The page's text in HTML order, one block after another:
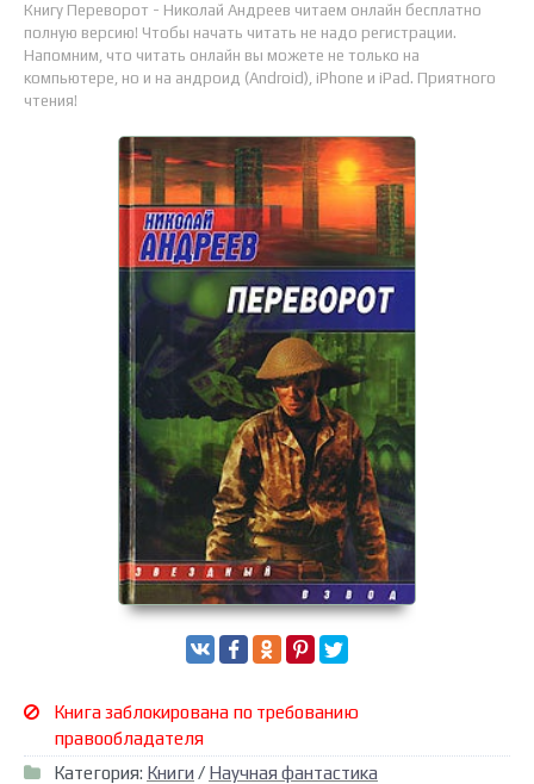
Книгу Переворот - Николай Андреев читаем онлайн бесплатно
полную версию! Чтобы начать читать не надо регистрации.
Напомним, что читать онлайн вы можете не только на
компьютере, но и на андроид (Android), iPhone и iPad. Приятного
чтения!
Книга заблокирована по требованию
правообладателя
Категория: Книги / Научная фантастика